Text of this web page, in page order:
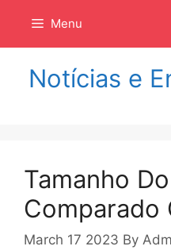
isi
Menu
Notícias e
Tamanho
Comparado
March 17 2023 By